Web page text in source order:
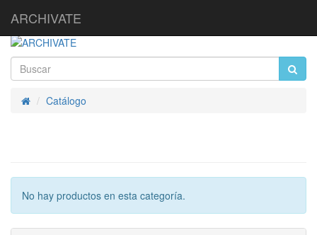
ARCHIVATE
InicioCatálogo
No hay productos en esta categoría.